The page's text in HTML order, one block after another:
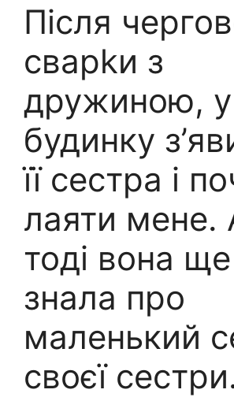
Після
сварkи з
дружиною, у
будинку
її сестра і
лаяти мене.
тоді вона
знала про
маленький
своєї